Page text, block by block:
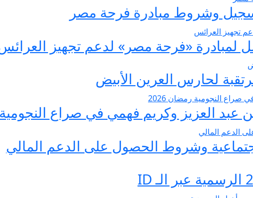
لحارس العرين الأبيض
العزيز وكريم فهمي في صراع النجومية
وشروط الحصول على الدعم المالي